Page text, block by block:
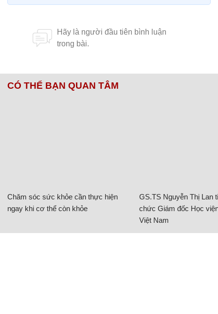
CÓ THỂ BẠN QUAN TÂM
Chăm sóc sức khỏe cần thực hiện
ngay khi cơ thể còn khỏe
GS.TS Nguyễn Thị Lan
chức Giám đốc Học
Việt Nam